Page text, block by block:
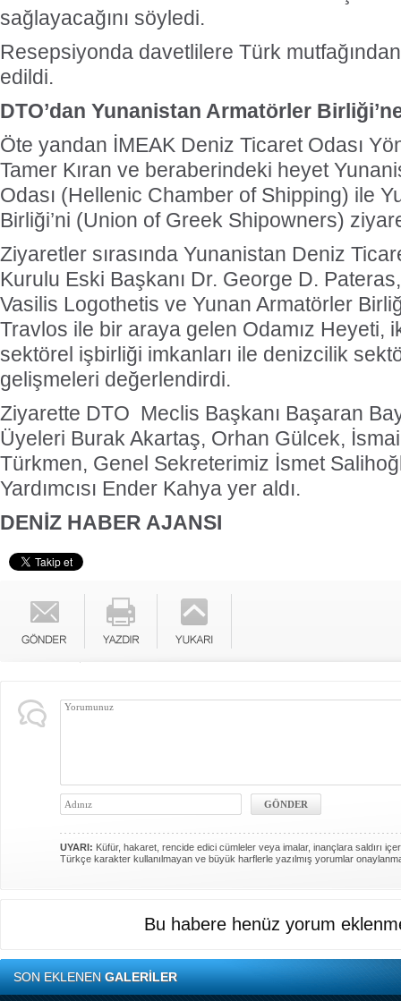
sağlayacağını söyledi.
Resepsiyonda davetlilere Türk
edildi.
DTO’dan Yunanistan Armatörler
Öte yandan İMEAK Deniz Ticaret Odası
Tamer Kıran ve beraberindeki heyet
Odası (Hellenic Chamber of Shipping) ile
Birliği’ni (Union of Greek Shipowners)
Ziyaretler sırasında Yunanistan Deniz
Kurulu Eski Başkanı Dr. George D. Pateras,
Vasilis Logothetis ve Yunan Armatörler
Travlos ile bir araya gelen Odamız Heyeti,
sektörel işbirliği imkanları ile denizcilik
gelişmeleri değerlendirdi.
Ziyarette DTO Meclis Başkanı Başaran
Üyeleri Burak Akartaş, Orhan Gülcek,
Türkmen, Genel Sekreterimiz İsmet
Yardımcısı Ender Kahya yer aldı.
DENİZ HABER AJANSI
UYARI: Küfür, hakaret, rencide edici cümleler veya imalar, inançlara saldırı
Türkçe karakter kullanılmayan ve büyük harflerle yazılmış yorumlar
Bu habere henüz yorum
SON EKLENENGALERİLER